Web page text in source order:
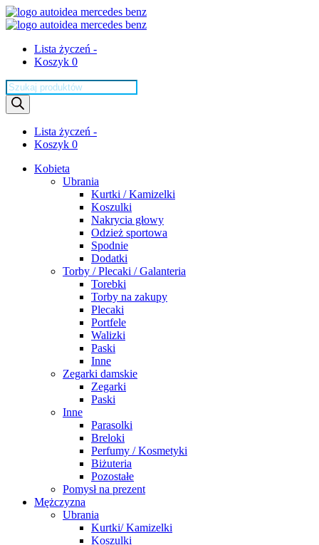
Lista życzeń -
Koszyk 0
Wyszukiwarka
produktów
Lista życzeń -
Koszyk 0
Kobieta
Ubrania
Kurtki / Kamizelki
Koszulki
Nakrycia głowy
Odzież sportowa
Spodnie
Dodatki
Torby / Plecaki / Galanteria
Torebki
Torby na zakupy
Plecaki
Portfele
Walizki
Paski
Inne
Zegarki damskie
Zegarki
Paski
Inne
Parasolki
Breloki
Perfumy / Kosmetyki
Biżuteria
Pozostałe
Pomysł na prezent
Mężczyzna
Ubrania
Kurtki/ Kamizelki
Koszulki